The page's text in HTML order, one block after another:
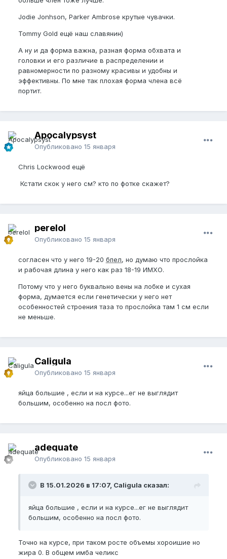
Jodie Jonhson, Parker Ambrose крутые чувачки.
Tommy Gold ещё наш славянин)
А ну и да форма важна, разная форма обхвата и
головки и его различие в распределении и
равномерности по разному красивы и удобны и
эффективны. По мне так плохая форма члена всё
портит.
Apocalypsyst
Опубликовано 15 января
Chris Lockwood ещё
Кстати скок у него см? кто по фотке скажет?
perelol
Опубликовано 15 января
согласен что у него 19-20 бпел, но думаю что прослойка
и рабочая длина у него как раз 18-19 ИМХО.
Потому что у него буквально вены на лобке и сухая
форма, думается если генетически у него нет
особенностей строения таза то прослойка там 1 см если
не меньше.
Caligula
Опубликовано 15 января
яйца большие , если и на курсе...ег не выглядит
большим, особенно на посл фото.
adequate
Опубликовано 15 января
В 15.01.2026 в 17:07, Caligula сказал:
яйца большие , если и на курсе...ег не выглядит
большим, особенно на посл фото.
Точно на курсе, при таком росте объемы хороишие но
жира 0. В общем имба челикс